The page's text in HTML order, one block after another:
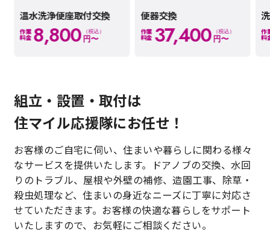
温水洗浄便座取付交換
作業
料金 8,800 円〜
（税込）
便器交換
作業
料金 37,400 円〜
（税込） 作
料
組立・設置・取付は
住マイル応援隊にお任せ！
お客様のご自宅に伺い、住まいや暮らしに関わる様々
なサービスを提供いたします。ドアノブの交換、水回
りのトラブル、屋根や外壁の補修、造園工事、除草・
殺虫処理など、住まいの身近なニーズに丁寧に対応さ
せていただきます。お客様の快適な暮らしをサポート
いたしますので、お気軽にご相談ください。